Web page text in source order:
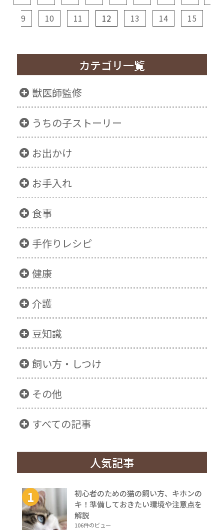
9
10 11 12 13 14 15
カテゴリ一覧
獣医師監修
うちの子ストーリー
お出かけ
お手入れ
食事
手作りレシピ
健康
介護
豆知識
飼い方・しつけ
その他
すべての記事
人気記事
初心者のための猫の飼い方、キホンの
キ！準備しておきたい環境や注意点を
解説
106件のビュー